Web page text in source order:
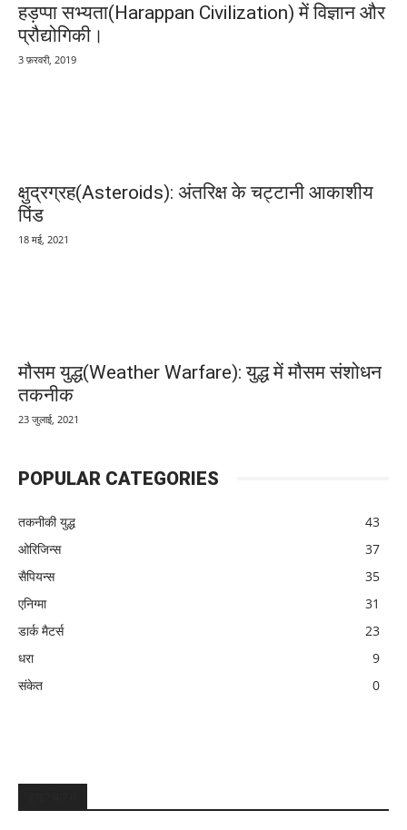
हड़प्पा सभ्यता(Harappan Civilization) में विज्ञान और
प्रौद्योगिकी।
3 फ़रवरी, 2019
क्षुद्रग्रह(Asteroids): अंतरिक्ष के चट्टानी आकाशीय
पिंड
18 मई, 2021
मौसम युद्ध(Weather Warfare): युद्ध में मौसम संशोधन
तकनीक
23 जुलाई, 2021
POPULAR CATEGORIES
तकनीकी युद्ध
43
ओरिजिन्स
37
सैपियन्स
35
एनिग्मा
31
डार्क मैटर्स
23
धरा
9
संकेत
0